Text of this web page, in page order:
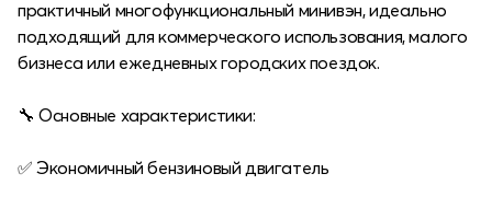
практичный многофункциональный минивэн, идеально
подходящий для коммерческого использования, малого
бизнеса или ежедневных городских поездок.
🔧 Основные характеристики:
✅ Экономичный бензиновый двигатель